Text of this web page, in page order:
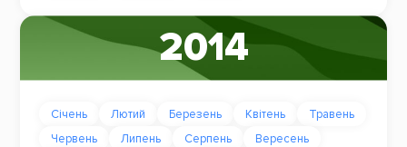
2014
Січень Лютий Березень Квітень
Травень
Червень
Липень Серпень
Вересень